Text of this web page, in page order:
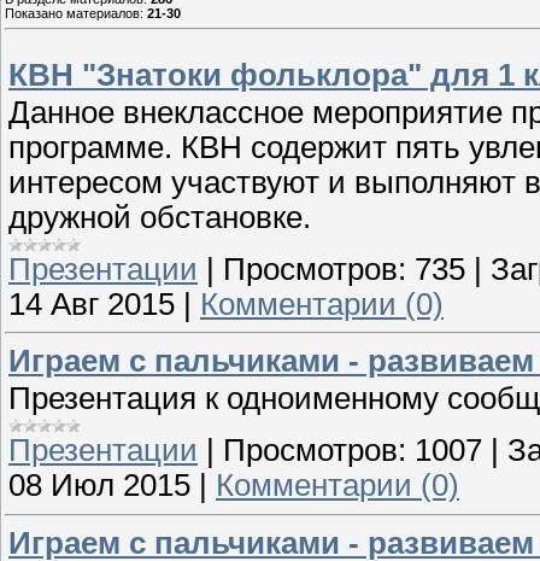
Показано материалов: 21-30
КВН "Знатоки фольклора" для 1
Данное внеклассное мероприятие
программе. КВН содержит пять
интересом участвуют и выполняют
дружной обстановке.
Презентации | Просмотров: 735 |
14 Авг 2015 | Комментарии (0)
Играем с пальчиками -
Презентация к одноименному
Презентации
Просмотров: 1007
08 Июл 2015
Комментарии (0)
Играем с пальчиками - развиваем